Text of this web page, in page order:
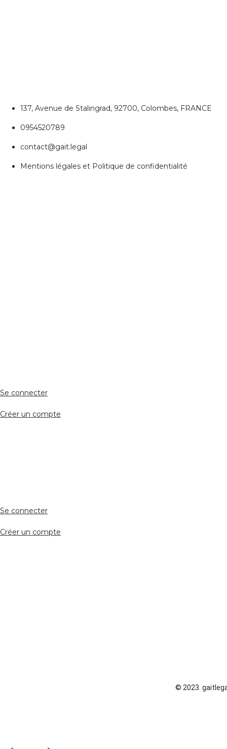
137, Avenue de Stalingrad, 92700, Colombes, FRANCE
0954520789
contact@gait.legal
Mentions légales et Politique de confidentialité
Se connecter
Créer un compte
Se connecter
Créer un compte
© 2023.